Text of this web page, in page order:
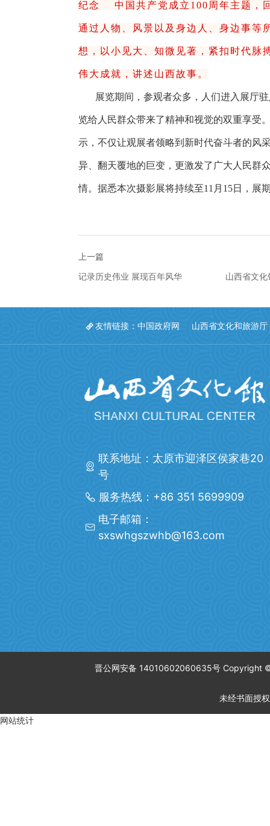
纪念 中国共产党成立100周年主题，
通过人物、风景以及身边人、身边事等
想，以小见大、知微见著，紧扣时代脉
伟大成就，讲述山西故事。
展览期间，参观者众多，人们进入展厅
览给人民群众带来了精神和视觉的双重享受
示，不仅让观展者领略到新时代奋斗者的风
异、翻天覆地的巨变，更激发了广大人民群
情。据悉本次摄影展将持续至11月15日，展
上一篇
记录历史伟业 展现百年风华
山西省文
友情链接： 中国政府网 山西省文化和旅游厅
联系地址：太原市迎泽区侯家巷20
号
服务热线：+86 351 5699909
电子邮箱：
sxswhgszwhb@163.com
晋公网安备 14010602060635号 Copyright
未经书面授
网站统计